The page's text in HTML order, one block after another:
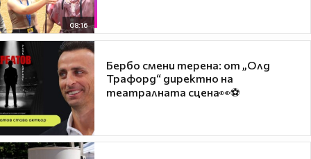
08:16
Бербо смени терена: от „Олд
Трафорд“ директно на
театралната сцена👀⚽